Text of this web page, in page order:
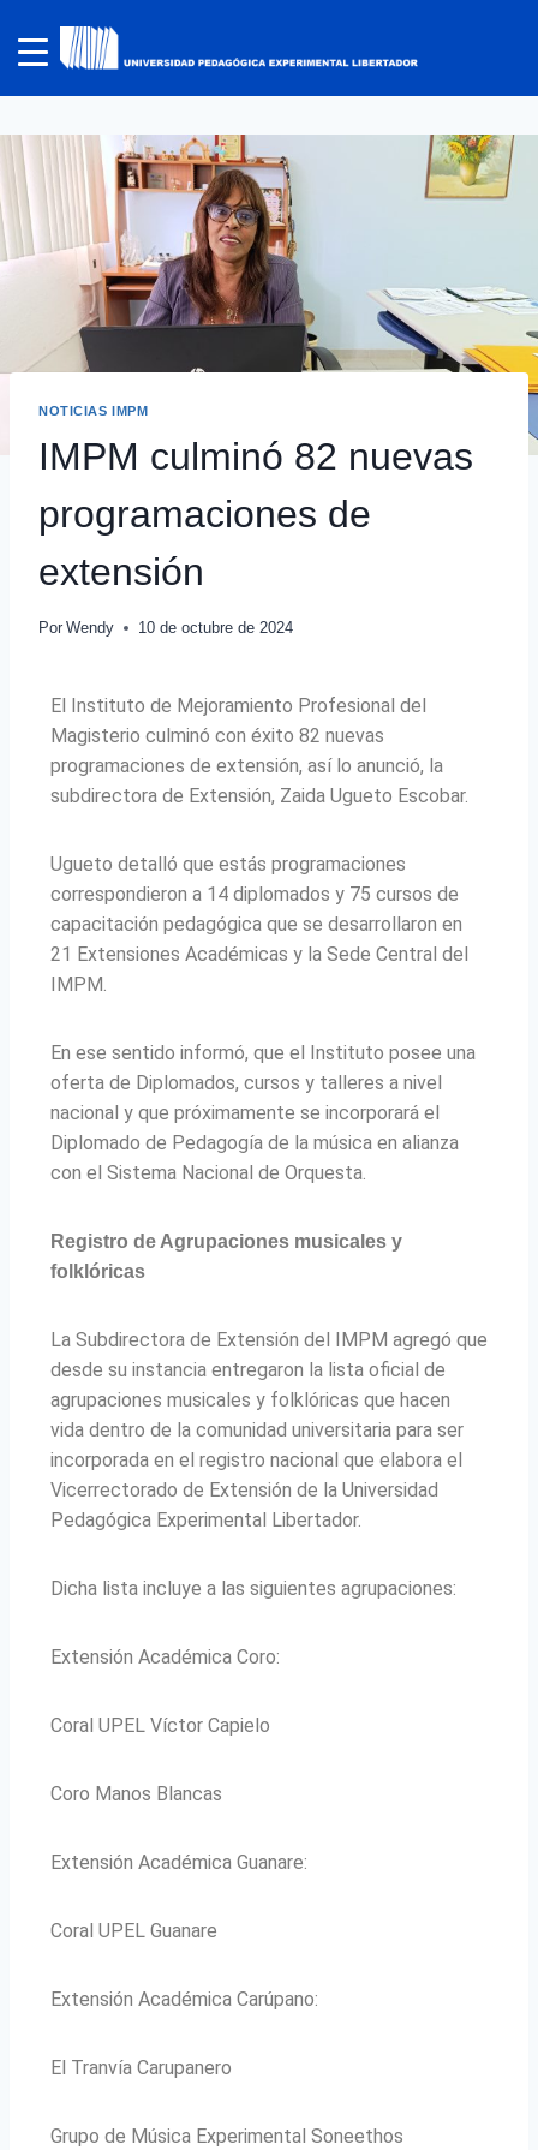
NOTICIAS IMPM
IMPM culminó 82 nuevas
programaciones de
extensión
Por Wendy 10 de octubre de 2024
El Instituto de Mejoramiento Profesional del
Magisterio culminó con éxito 82 nuevas
programaciones de extensión, así lo anunció, la
subdirectora de Extensión, Zaida Ugueto Escobar.
Ugueto detalló que estás programaciones
correspondieron a 14 diplomados y 75 cursos de
capacitación pedagógica que se desarrollaron en
21 Extensiones Académicas y la Sede Central del
IMPM.
En ese sentido informó, que el Instituto posee una
oferta de Diplomados, cursos y talleres a nivel
nacional y que próximamente se incorporará el
Diplomado de Pedagogía de la música en alianza
con el Sistema Nacional de Orquesta.
Registro de Agrupaciones musicales y
folklóricas
La Subdirectora de Extensión del IMPM agregó que
desde su instancia entregaron la lista oficial de
agrupaciones musicales y folklóricas que hacen
vida dentro de la comunidad universitaria para ser
incorporada en el registro nacional que elabora el
Vicerrectorado de Extensión de la Universidad
Pedagógica Experimental Libertador.
Dicha lista incluye a las siguientes agrupaciones:
Extensión Académica Coro:
Coral UPEL Víctor Capielo
Coro Manos Blancas
Extensión Académica Guanare:
Coral UPEL Guanare
Extensión Académica Carúpano:
El Tranvía Carupanero
Grupo de Música Experimental Soneethos